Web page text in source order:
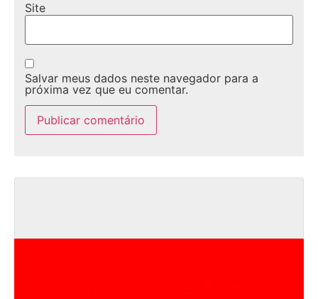
Site
Salvar meus dados neste navegador para a
próxima vez que eu comentar.